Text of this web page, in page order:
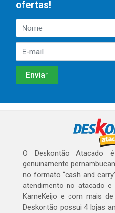
ofertas!
O Deskontão Atacado
genuinamente
no formato “cash and
atendimento no atacado e
KarneKeijo e com mais
Deskontão possui 4 lojas